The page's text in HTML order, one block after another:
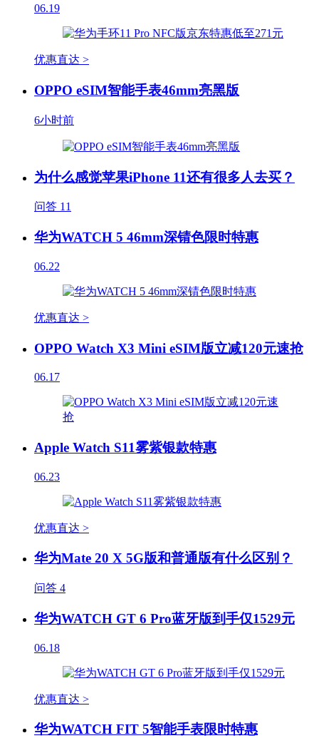
06.19
优惠直达 >
OPPO eSIM智能手表46mm亮黑版
6小时前
为什么感觉苹果iPhone 11还有很多人去买？
问答 11
华为WATCH 5 46mm深锖色限时特惠
06.22
优惠直达 >
OPPO Watch X3 Mini eSIM版立减120元速抢
06.17
Apple Watch S11雾紫银款特惠
06.23
优惠直达 >
华为Mate 20 X 5G版和普通版有什么区别？
问答 4
华为WATCH GT 6 Pro蓝牙版到手仅1529元
06.18
优惠直达 >
华为WATCH FIT 5智能手表限时特惠